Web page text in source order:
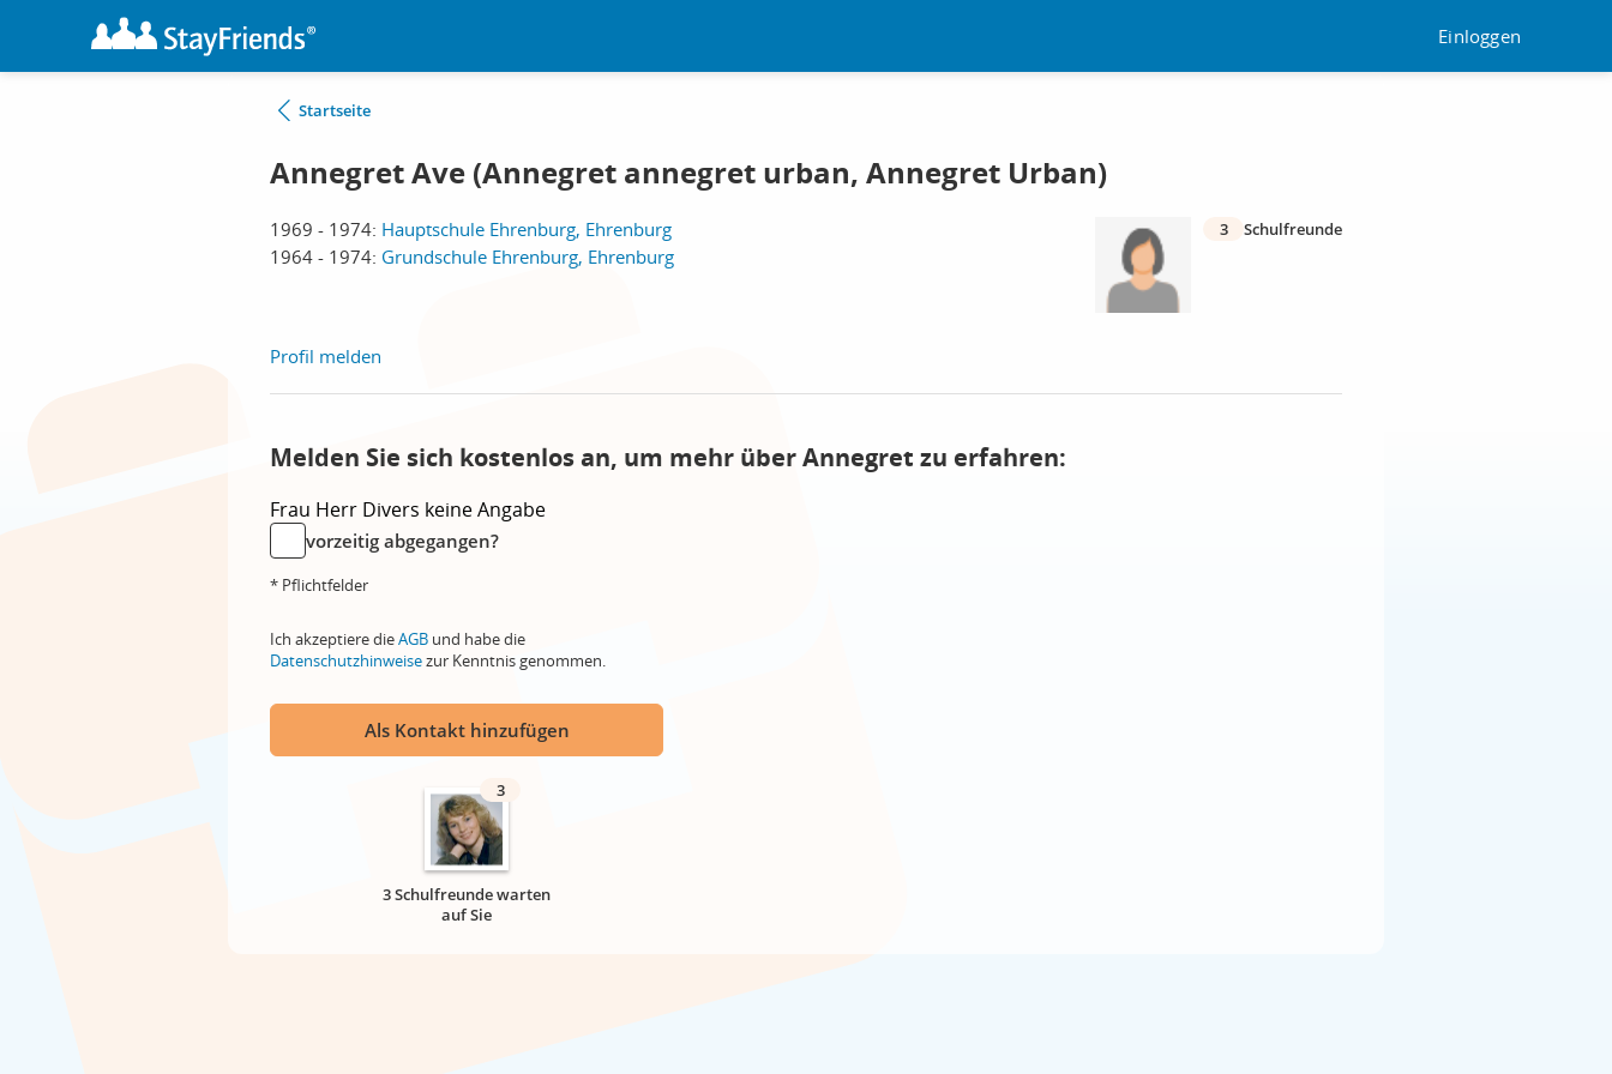
Einloggen
Startseite
Annegret Ave (Annegret annegret urban, Annegret Urban)
1969 - 1974: Hauptschule Ehrenburg, Ehrenburg
1964 - 1974: Grundschule Ehrenburg, Ehrenburg
3 Schulfreunde
Profil melden
Melden Sie sich kostenlos an, um mehr über Annegret zu erfahren:
Frau Herr Divers keine Angabe
vorzeitig abgegangen?
* Pflichtfelder
Ich akzeptiere dieAGB und habe die
Datenschutzhinweisezur Kenntnis genommen.
Als Kontakt hinzufügen
3
3 Schulfreunde warten
auf Sie